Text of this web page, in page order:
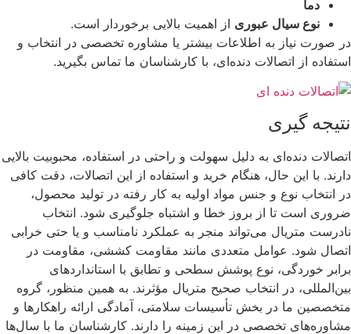
دما
نوع سیال عبوری از اهمیت بالایی برخوردار است.
در صورت نیاز به اطلاعات بیشتر یا مشاوره تخصصی در انتخاب و
استفاده از اتصالات دنده‌ای، با کارشناسان ما تماس بگیرید.
نتیجه گیری
اتصالات دنده‌ای به دلیل سهولت و راحتی در استفاده، محبوبیت بالایی
دارند. با این حال، هنگام خرید و استفاده از این اتصالات، دقت کافی
در انتخاب نوع و جنس مواد اولیه به کار رفته در تولید محصول،
ضروری است تا از بروز خطا و اشتباه جلوگیری شود. انتخاب
نادرست متریال می‌تواند منجر به عملکرد نامناسب و یا حتی خرابی
اتصال شود. عوامل متعددی مانند مقاومت کششی، مقاومت در
برابر خوردگی، نوع پوشش سطحی و تطابق با استانداردهای
بین‌المللی، در انتخاب صحیح متریال مؤثرند. به همین منظور، گروه
متخصصین ما در بخش تأسیسات سلامتی، آمادگی ارائه راهکارها و
مشاوره‌های تخصصی در این زمینه را دارند. کارشناسان ما با سال‌ها